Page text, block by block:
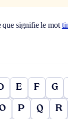
que signifie le mot
E F G
P Q R